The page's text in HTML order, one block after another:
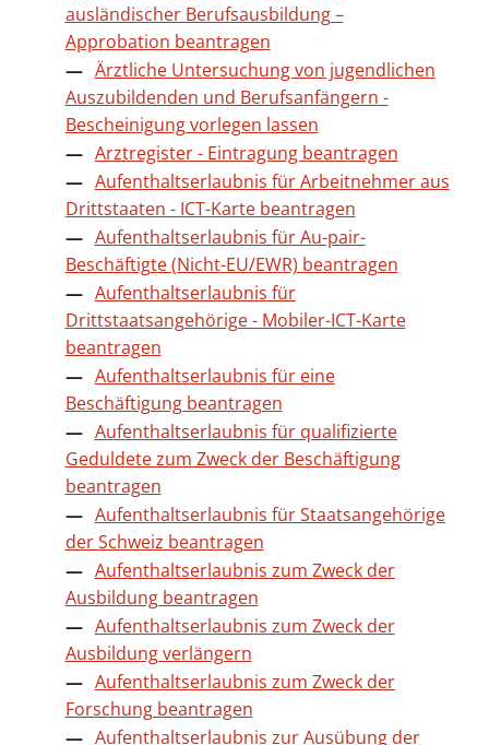
ausländischer Berufsausbildung –
Approbation beantragen
Ärztliche Untersuchung von jugendlichen
Auszubildenden und Berufsanfängern -
Bescheinigung vorlegen lassen
Arztregister - Eintragung beantragen
Aufenthaltserlaubnis für Arbeitnehmer aus
Drittstaaten - ICT-Karte beantragen
Aufenthaltserlaubnis für Au-pair-
Beschäftigte (Nicht-EU/EWR) beantragen
Aufenthaltserlaubnis für
Drittstaatsangehörige - Mobiler-ICT-Karte
beantragen
Aufenthaltserlaubnis für eine
Beschäftigung beantragen
Aufenthaltserlaubnis für qualifizierte
Geduldete zum Zweck der Beschäftigung
beantragen
Aufenthaltserlaubnis für Staatsangehörige
der Schweiz beantragen
Aufenthaltserlaubnis zum Zweck der
Ausbildung beantragen
Aufenthaltserlaubnis zum Zweck der
Ausbildung verlängern
Aufenthaltserlaubnis zum Zweck der
Forschung beantragen
Aufenthaltserlaubnis zur Ausübung der